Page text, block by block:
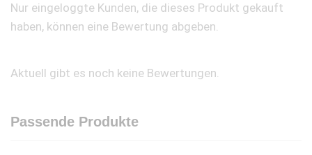
Nur eingeloggte Kunden, die dieses Produkt gekauft
haben, können eine Bewertung abgeben.
Aktuell gibt es noch keine Bewertungen.
Passende Produkte